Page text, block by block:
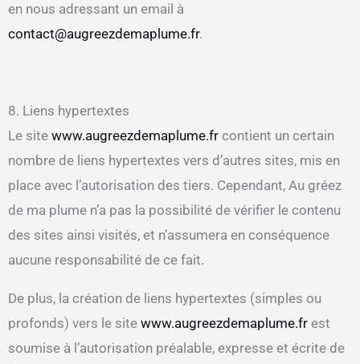
en nous adressant un email à
contact@augreezdemaplume.fr.
8. Liens hypertextes
Le site www.augreezdemaplume.fr contient un certain
nombre de liens hypertextes vers d’autres sites, mis en
place avec l’autorisation des tiers. Cependant, Au gréez
de ma plume n’a pas la possibilité de vérifier le contenu
des sites ainsi visités, et n’assumera en conséquence
aucune responsabilité de ce fait.
De plus, la création de liens hypertextes (simples ou
profonds) vers le site www.augreezdemaplume.fr est
soumise à l’autorisation préalable, expresse et écrite de